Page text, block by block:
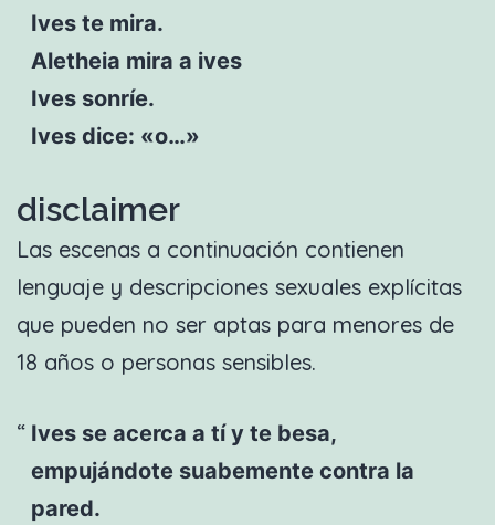
Ives te mira.
Aletheia mira a ives
Ives sonríe.
Ives dice: «o…»
disclaimer
Las escenas a continuación contienen
lenguaje y descripciones sexuales explícitas
que pueden no ser aptas para menores de
18 años o personas sensibles.
Ives se acerca a tí y te besa,
empujándote suabemente contra la
pared.